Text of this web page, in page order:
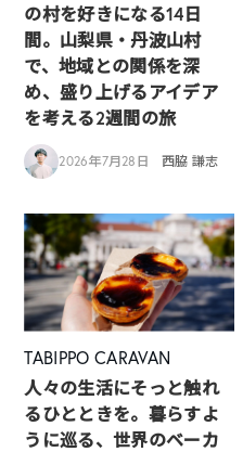
の村を好きになる14日
間。山梨県・丹波山村
で、地域との関係を深
め、盛り上げるアイデア
を考える2週間の旅
2026年7月28日 西脇 謙志
TABIPPO CARAVAN
人々の生活にそっと触れ
るひとときを。暮らすよ
うに巡る、世界のベーカ